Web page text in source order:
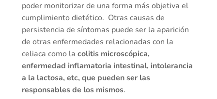
poder monitorizar de una forma más objetiva el
cumplimiento dietético. Otras causas de
persistencia de síntomas puede ser la aparición
de otras enfermedades relacionadas con la
celiaca como la colitis microscópica,
enfermedad inflamatoria intestinal, intolerancia
a la lactosa, etc, que pueden ser las
responsables de los mismos.